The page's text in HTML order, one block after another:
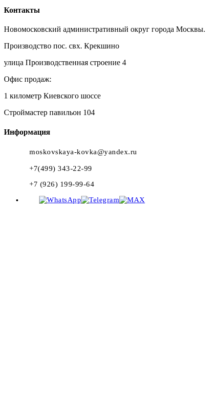
Контакты
Новомосковский административный округ города Москвы.
Производство пос. свх. Крекшино
улица Производственная строение 4
Офис продаж:
1 километр Киевского шоссе
Строймастер павильон 104
Информация
moskovskaya-kovka@yandex.ru
+7(499) 343-22-99
+7 (926) 199-99-64